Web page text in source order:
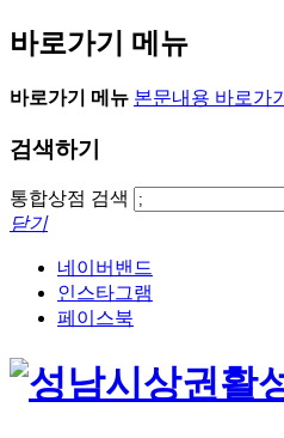
바로가기 메뉴
바로가기 메뉴 본문내용 바로가기
검색하기
통합상점 검색
닫기
네이버밴드
인스타그램
페이스북